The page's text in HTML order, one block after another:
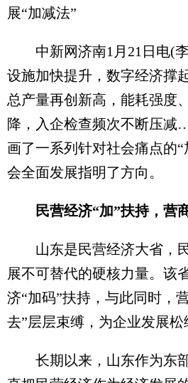
展“加减法”
中新网济南1月21日电(李
设施加快提升，数字经济撑
总产量再创新高，能耗强度
降，入企检查频次不断压
画了一系列针对社会痛点的
会全面发展指明了方向。
民营经济“加”扶持，营
山东是民营经济大省，
展不可替代的硬核力量。该
济“加码”扶持，与此同时，
去”层层束缚，为企业发展松
长期以来，山东作为东部